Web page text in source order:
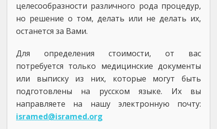
целесообразности различного рода процедур,
но решение о том, делать или не делать их,
останется за Вами.
Для определения стоимости, от вас
потребуется только медицинские документы
или выписку из них, которые могут быть
подготовлены на русском языке. Их вы
направляете на нашу электронную почту:
isramed@isramed.org